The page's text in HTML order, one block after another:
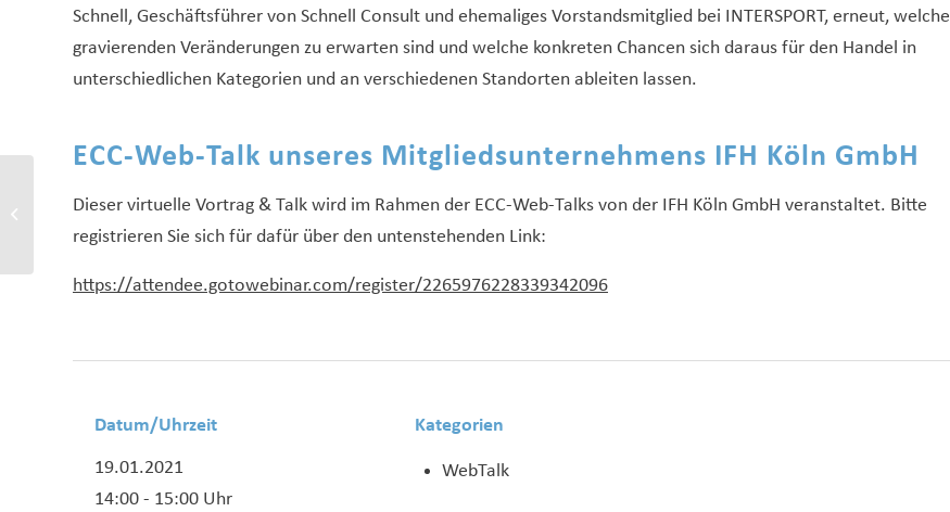
Schnell, Geschäftsführer von Schnell Consult und ehemaliges Vorstandsmitglied bei INTERSPORT, erneut, welche
gravierenden Veränderungen zu erwarten sind und welche konkreten Chancen sich daraus für den Handel in
unterschiedlichen Kategorien und an verschiedenen Standorten ableiten lassen.
ECC-Web-Talk unseres Mitgliedsunternehmens IFH Köln GmbH
Dieser virtuelle Vortrag & Talk wird im Rahmen der ECC-Web-Talks von der IFH Köln GmbH veranstaltet. Bitte
registrieren Sie sich für dafür über den untenstehenden Link:
https://attendee.gotowebinar.com/register/2265976228339342096
Datum/Uhrzeit
19.01.2021
14:00 - 15:00 Uhr
Kategorien
WebTalk
Daten für sich sprechen